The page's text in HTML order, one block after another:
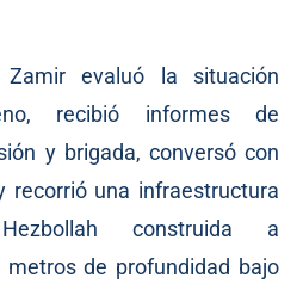
evaluó la situación
recibió informes de
y brigada, conversó con
recorrió una infraestructura
construida a
de profundidad bajo